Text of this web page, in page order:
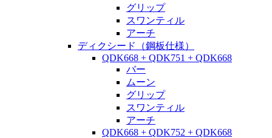
グリップ
スワンティル
アーチ
ディクシード（鋼板仕様）
QDK668 + QDK751 + QDK668
バー
ムーン
グリップ
スワンティル
アーチ
QDK668 + QDK752 + QDK668